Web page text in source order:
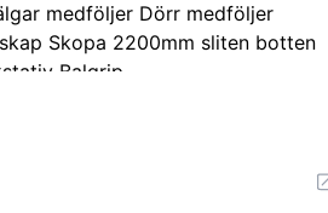
medföljer Dörr medföljer
Skopa 2200mm sliten botten
Balgrip